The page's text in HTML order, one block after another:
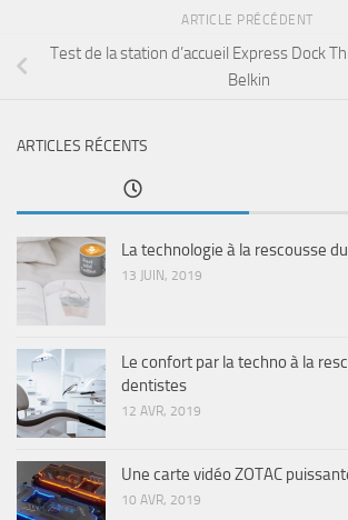
ARTICLE PRÉCÉDENT
Test de la station d’accueil Express Dock
Belkin
ARTICLES RÉCENTS
La technologie à la rescousse
13 JUIN, 2019
Le confort par la techno à la
dentistes
12 AVR, 2019
Une carte vidéo ZOTAC
10 AVR, 2019